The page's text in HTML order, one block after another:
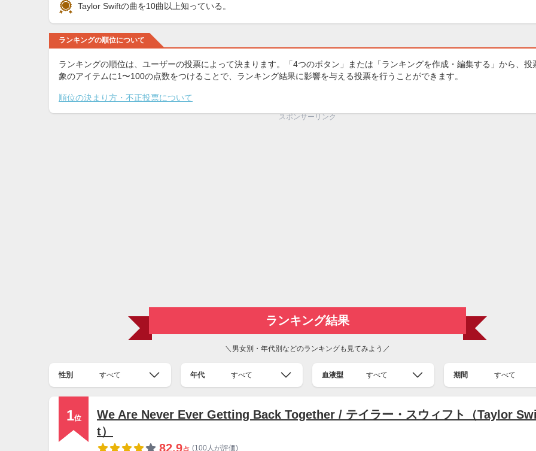
Taylor Swiftの曲を10曲以上知っている。
ランキングの順位について
ランキングの順位は、ユーザーの投票によって決まります。「4つのボタン」または「ランキングを作成・編集する」から、投
象のアイテムに1〜100の点数をつけることで、ランキング結果に影響を与える投票を行うことができます。
順位の決まり方・不正投票について
スポンサーリンク
ランキング結果
＼男女別・年代別などのランキングも見てみよう／
性別 すべて 年代 すべて 血液型 すべて 期間 すべて
1位
We Are Never Ever Getting Back Together / テイラー・スウィフト（Taylor
t）
82.9
(100人が評価)